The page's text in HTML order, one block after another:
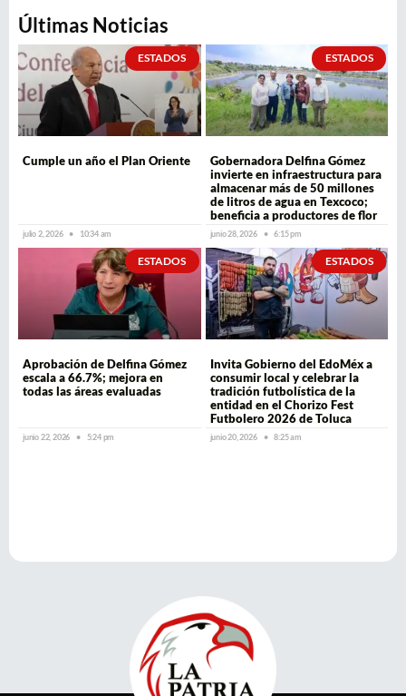
Últimas Noticias
ESTADOS
Cumple un año el Plan Oriente
julio 2, 2026 10:34 am
ESTADOS
Gobernadora Delfina Gómez
invierte en infraestructura para
almacenar más de 50 millones
de litros de agua en Texcoco;
beneficia a productores de flor
junio 28, 2026 6:15 pm
ESTADOS
Aprobación de Delfina Gómez
escala a 66.7%; mejora en
todas las áreas evaluadas
junio 22, 2026 5:24 pm
ESTADOS
Invita Gobierno del EdoMéx a
consumir local y celebrar la
tradición futbolística de la
entidad en el Chorizo Fest
Futbolero 2026 de Toluca
junio 20, 2026 8:25 am